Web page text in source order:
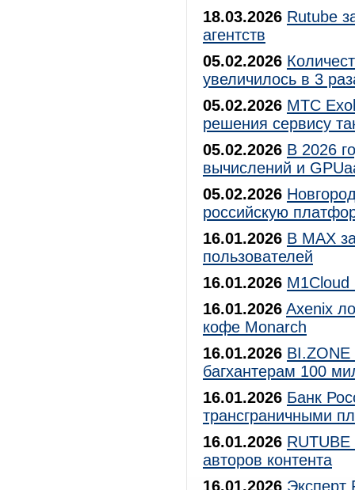
18.03.2026 Rutube
агентств
05.02.2026
увеличилось в 3
05.02.2026 МТС
решения сервису
05.02.2026 В 2026
вычислений и
05.02.2026
российскую
16.01.2026 В МАХ
пользователей
16.01.2026 M1Cloud
16.01.2026 Axenix
кофе Monarch
16.01.2026 BI.ZONE
багхантерам 100
16.01.2026 Банк
трансграничными
16.01.2026
авторов контента
16.01.2026 Эксперт